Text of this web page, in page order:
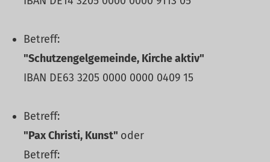
Betreff:
"Schutzengelgemeinde, Kirche aktiv"
IBAN DE63 3205 0000 0000 0409 15
Betreff:
"Pax Christi, Kunst" oder
Betreff: